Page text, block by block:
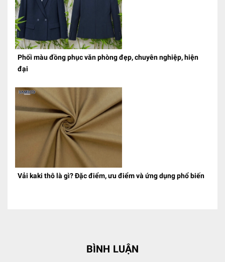
Phối màu đồng phục văn phòng đẹp, chuyên nghiệp, hiện
đại
Vải kaki thô là gì? Đặc điểm, ưu điểm và ứng dụng phổ biến
BÌNH LUẬN